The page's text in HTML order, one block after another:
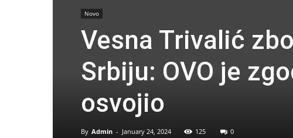
Novo
Vesna Trivalić
Srbiju: OVO je
osvojio
By Admin - January 24, 2024 125 0